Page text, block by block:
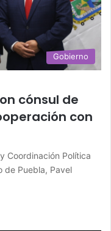
Gobierno
cónsul de
con
Coordinación Política
de Puebla, Pavel